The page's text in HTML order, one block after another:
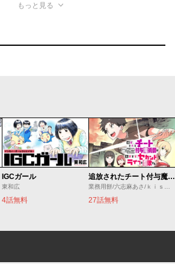
もっと見る
IGCガール
東和広
4話無料
追放されたチート付与魔術師は気ままなセカンドライフを謳歌する。 ～俺は武器だけじゃなく、あらゆるものに『強化ポイント』を付与できるし、俺の意思でいつでも効果を解除できるけど、残った人たち大丈夫？～
27話無料